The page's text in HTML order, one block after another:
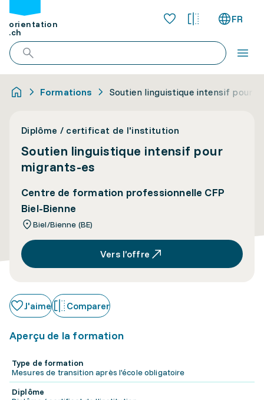
orientation
.ch
FR
Formations Soutien linguistique intensif pour
Diplôme / certificat de l'institution
Soutien linguistique intensif pour
migrants-es
Centre de formation professionnelle CFP
Biel-Bienne
Biel/Bienne (BE)
Vers l’offre
J'aime Comparer
Aperçu de la formation
Type de formation
Mesures de transition après l'école obligatoire
Diplôme